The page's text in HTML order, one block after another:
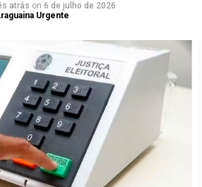
atrás on 6 de julho de 2026
Urgente